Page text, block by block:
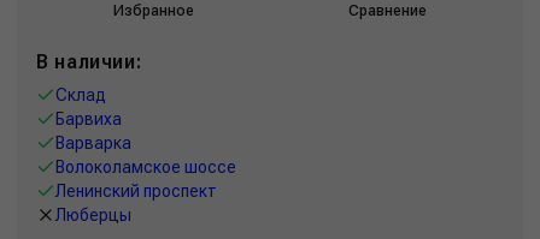
Избранное Сравнение
В наличии:
Склад
Барвиха
Варварка
Волоколамское шоссе
Ленинский проспект
Люберцы